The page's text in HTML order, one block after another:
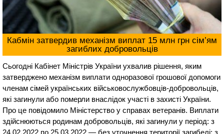
Кабмін затвердив механізм виплат 15 млн грн сім’ям
загиблих добровольців
Сьогодні Кабінет Міністрів України ухвалив рішення, яким
затверджено механізм виплати одноразової грошової допомоги
членам сімей українських військовослужбовців-добровольців,
які загинули або померли внаслідок участі в захисті України.
Про це повідомило Міністерство у справах ветеранів. Виплати
здійснюються родинам добровольців, які загинули у період: з
24.02.2022 по 25.03.2022 — без уточнення території загибелі; з